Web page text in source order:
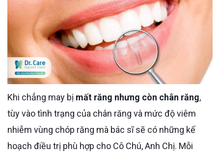
Khi chẳng may bị mất răng nhưng còn chân răng,
tùy vào tình trạng của chân răng và mức độ viêm
nhiễm vùng chóp răng mà bác sĩ sẽ có những kế
hoạch điều trị phù hợp cho Cô Chú, Anh Chị. Mỗi